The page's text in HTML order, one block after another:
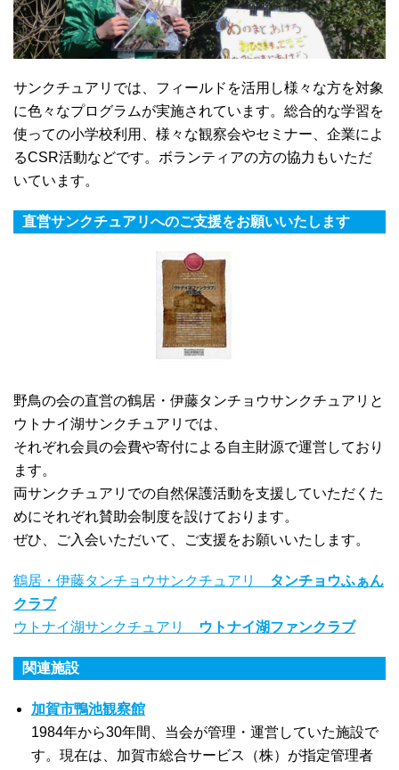
サンクチュアリでは、フィールドを活用し様々な方を対象
に色々なプログラムが実施されています。総合的な学習を
使っての小学校利用、様々な観察会やセミナー、企業によ
るCSR活動などです。ボランティアの方の協力もいただ
いています。
直営サンクチュアリへのご支援をお願いいたします
野鳥の会の直営の鶴居・伊藤タンチョウサンクチュアリと
ウトナイ湖サンクチュアリでは、
それぞれ会員の会費や寄付による自主財源で運営しており
ます。
両サンクチュアリでの自然保護活動を支援していただくた
めにそれぞれ賛助会制度を設けております。
ぜひ、ご入会いただいて、ご支援をお願いいたします。
鶴居・伊藤タンチョウサンクチュアリ
タンチョウふぁん
クラブ
ウトナイ湖サンクチュアリ
ウトナイ湖ファンクラブ
関連施設
加賀市鴨池観察館
1984年から30年間、当会が管理・運営していた施設で
す。現在は、加賀市総合サービス（株）が指定管理者